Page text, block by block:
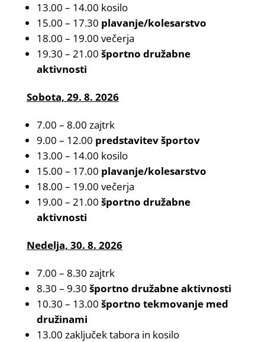
13.00 – 14.00 kosilo
15.00 – 17.30 plavanje/kolesarstvo
18.00 – 19.00 večerja
19.30 – 21.00 športno družabne
aktivnosti
Sobota, 29. 8. 2026
7.00 – 8.00 zajtrk
9.00 – 12.00 predstavitev športov
13.00 – 14.00 kosilo
15.00 – 17.00 plavanje/kolesarstvo
18.00 – 19.00 večerja
19.00 – 21.00 športno družabne
aktivnosti
Nedelja, 30. 8. 2026
7.00 – 8.30 zajtrk
8.30 – 9.30 športno družabne aktivnosti
10.30 – 13.00 športno tekmovanje med
družinami
13.00 zaključek tabora in kosilo